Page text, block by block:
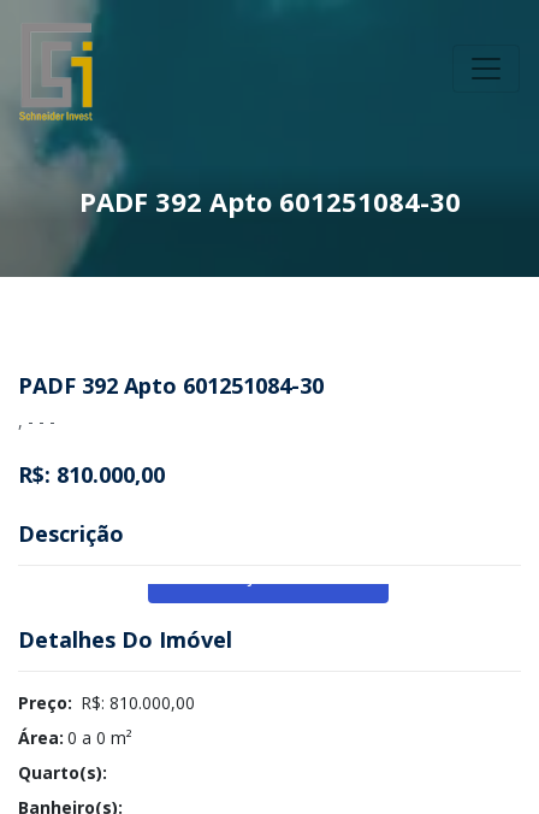
PADF 392 Apto 601251084-30
PADF 392 Apto 601251084-30
, - - -
R$: 810.000,00
Descrição
Detalhes Do Imóvel
Preço: R$: 810.000,00
Área: 0 a 0 m²
Quarto(s):
Banheiro(s):